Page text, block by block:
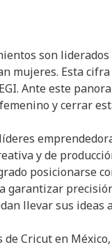
son
mujeres. Esta
Ante este
y cerrar
y de
posicionarse
garantizar
llevar sus
Cricut en